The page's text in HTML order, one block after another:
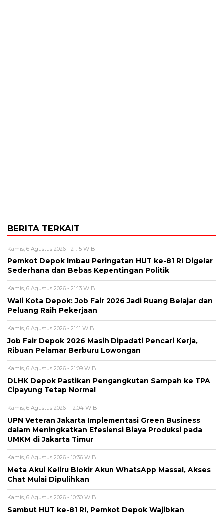
BERITA TERKAIT
Kamis, 6 Agustus 2026 - 21:15 WIB
Pemkot Depok Imbau Peringatan HUT ke-81 RI Digelar
Sederhana dan Bebas Kepentingan Politik
Kamis, 6 Agustus 2026 - 21:13 WIB
Wali Kota Depok: Job Fair 2026 Jadi Ruang Belajar dan
Peluang Raih Pekerjaan
Kamis, 6 Agustus 2026 - 21:11 WIB
Job Fair Depok 2026 Masih Dipadati Pencari Kerja,
Ribuan Pelamar Berburu Lowongan
Kamis, 6 Agustus 2026 - 21:09 WIB
DLHK Depok Pastikan Pengangkutan Sampah ke TPA
Cipayung Tetap Normal
Kamis, 6 Agustus 2026 - 12:04 WIB
UPN Veteran Jakarta Implementasi Green Business
dalam Meningkatkan Efesiensi Biaya Produksi pada
UMKM di Jakarta Timur
Kamis, 6 Agustus 2026 - 10:36 WIB
Meta Akui Keliru Blokir Akun WhatsApp Massal, Akses
Chat Mulai Dipulihkan
Kamis, 6 Agustus 2026 - 10:30 WIB
Sambut HUT ke-81 RI, Pemkot Depok Wajibkan